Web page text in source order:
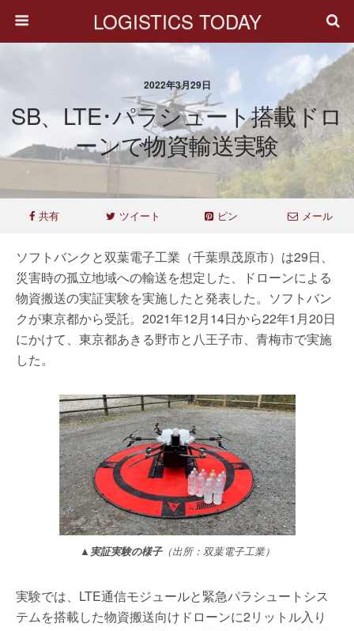
LOGISTICS TODAY
2022年3月29日
SB、LTE･パラシュート搭載ドロ
ーンで物資輸送実験
共有 ツイート ピン メール
ソフトバンクと双葉電子工業（千葉県茂原市）は29日、
災害時の孤立地域への輸送を想定した、ドローンによる
物資搬送の実証実験を実施したと発表した。ソフトバン
クが東京都から受託。2021年12月14日から22年1月20日
にかけて、東京都あきる野市と八王子市、青梅市で実施
した。
▲実証実験の様子（出所：双葉電子工業）
実験では、LTE通信モジュールと緊急パラシュートシス
テムを搭載した物資搬送向けドローンに2リットル入り